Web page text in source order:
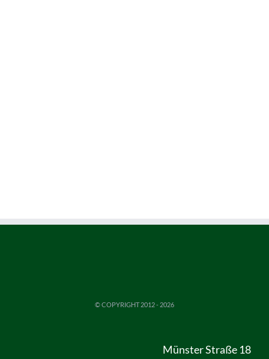
© COPYRIGHT 2012 - 2026
Münster Straße 18